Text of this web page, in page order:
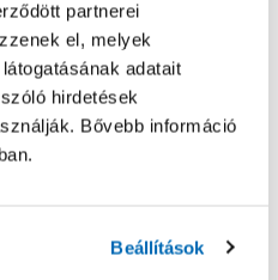
partnerei
el, melyek
adatait
hirdetések
Bővebb információ
Beállítások